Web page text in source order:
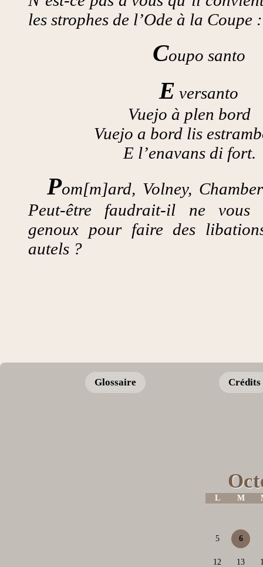
les strophes de l’Ode à la Coupe :
Coupo santo
E versanto
Vuejo à plen bord
Vuejo a bord lis
E l’enavans di fort.
Pom[m]ard, Volney,
Peut-être faudrait-il ne vous
genoux pour faire des
autels ?
Glossaire Crédits
L M
5 6
12 13